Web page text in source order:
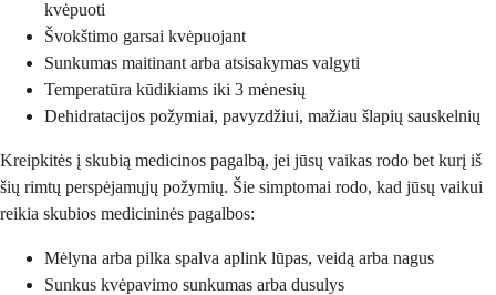
kvėpuoti
Švokštimo garsai kvėpuojant
Sunkumas maitinant arba atsisakymas valgyti
Temperatūra kūdikiams iki 3 mėnesių
Dehidratacijos požymiai, pavyzdžiui, mažiau šlapių sauskelnių
Kreipkitės į skubią medicinos pagalbą, jei jūsų vaikas rodo bet kurį iš
šių rimtų perspėjamųjų požymių. Šie simptomai rodo, kad jūsų vaikui
reikia skubios medicininės pagalbos:
Mėlyna arba pilka spalva aplink lūpas, veidą arba nagus
Sunkus kvėpavimo sunkumas arba dusulys